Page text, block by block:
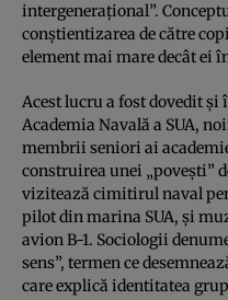
intergeneraţional”.
conştientizarea de către
element mai mare decât ei
Acest lucru a fost dovedit şi
Academia Navală a SUA,
membrii seniori ai
construirea unei „poveşti”
vizitează cimitirul naval
pilot din marina SUA, şi
avion B-1. Sociologii
sens”, termen ce
care explică identitatea